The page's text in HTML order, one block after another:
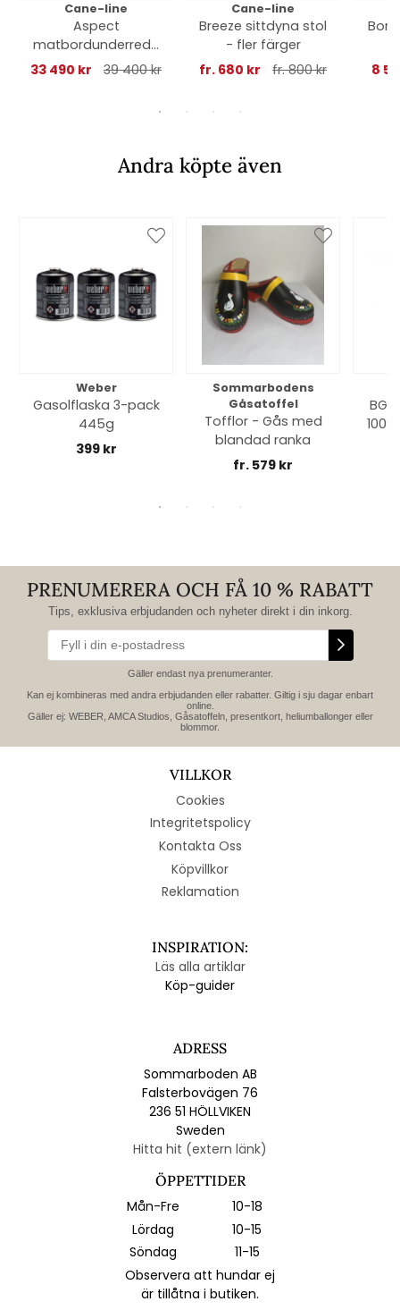
Cane-line
Aspect
matbordunderrede
Ø 144 cm - teak
33 490 kr 39 400 kr
Cane-line
Breeze sittdyna stol
- fler färger
fr. 680 kr
fr. 800 kr
8
Andra köpte även
Weber
Gasolflaska 3-pack
445g
399 kr
Sommarbodens
Gåsatoffel
Tofflor - Gås med
blandad ranka
fr. 579 kr
PRENUMERERA OCH FÅ 10 % RABATT
Tips, exklusiva erbjudanden och nyheter direkt i din inkorg.
Gäller endast nya prenumeranter.
Kan ej kombineras med andra erbjudanden eller rabatter. Giltig i sju dagar enbart
online.
Gäller ej: WEBER, AMCA Studios, Gåsatoffeln, presentkort, heliumballonger eller
blommor.
VILLKOR
Cookies
Integritetspolicy
Kontakta Oss
Köpvillkor
Reklamation
INSPIRATION:
Läs alla artiklar
Köp-guider
ADRESS
Sommarboden AB
Falsterbovägen 76
236 51 HÖLLVIKEN
Sweden
Hitta hit (extern länk)
ÖPPETTIDER
Mån-Fre
10-18
Lördag
10-15
Söndag
11-15
Observera att hundar ej
är tillåtna i butiken.